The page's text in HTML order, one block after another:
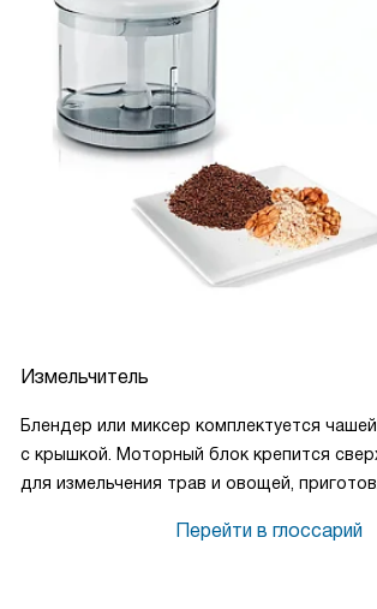
Измельчитель
Блендер или миксер комплектуется
с крышкой. Моторный блок крепится
для измельчения трав и овощей,
Перейти в глоссарий